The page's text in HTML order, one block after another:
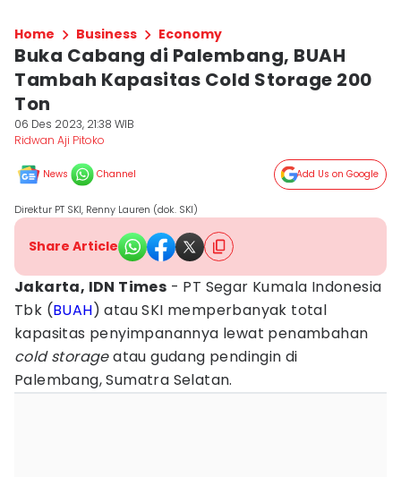
Home Business Economy
Buka Cabang di Palembang, BUAH
Tambah Kapasitas Cold Storage 200
Ton
06 Des 2023, 21:38 WIB
Ridwan Aji Pitoko
News Channel Add Us on Google
Direktur PT SKI, Renny Lauren (dok. SKI)
Share Article
Jakarta, IDN Times - PT Segar Kumala Indonesia
Tbk (BUAH) atau SKI memperbanyak total
kapasitas penyimpanannya lewat penambahan
cold storageatau gudang pendingin di
Palembang, Sumatra Selatan.